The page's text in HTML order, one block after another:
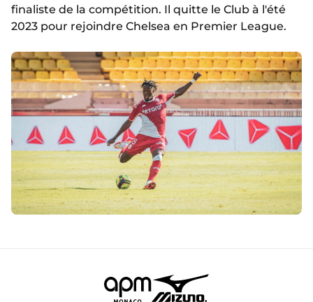
finaliste de la compétition. Il quitte le Club à l'été
2023 pour rejoindre Chelsea en Premier League.